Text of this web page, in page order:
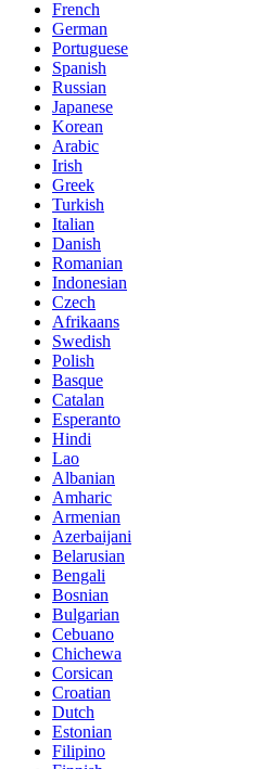
French
German
Portuguese
Spanish
Russian
Japanese
Korean
Arabic
Irish
Greek
Turkish
Italian
Danish
Romanian
Indonesian
Czech
Afrikaans
Swedish
Polish
Basque
Catalan
Esperanto
Hindi
Lao
Albanian
Amharic
Armenian
Azerbaijani
Belarusian
Bengali
Bosnian
Bulgarian
Cebuano
Chichewa
Corsican
Croatian
Dutch
Estonian
Filipino